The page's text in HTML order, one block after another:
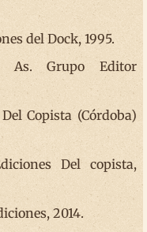
del Dock, 1995.
As. Grupo Editor
Copista (Córdoba)
Del copista,
2014.